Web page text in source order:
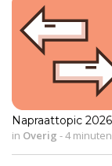
Napraattopic
in Overig -4